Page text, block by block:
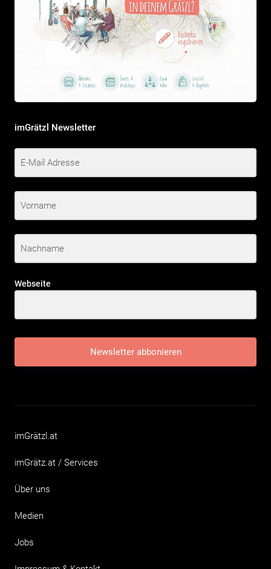
imGrätzl Newsletter
Webseite
Newsletter abbonieren
imGrätzl.at
imGrätz.at / Services
Über uns
Medien
Jobs